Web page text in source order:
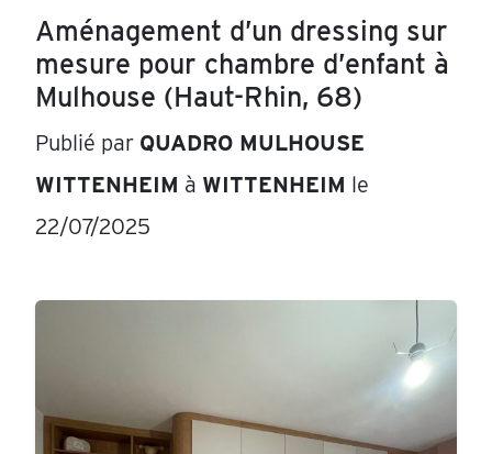
Aménagement d’un dressing sur
mesure pour chambre d’enfant à
Mulhouse (Haut-Rhin, 68)
Publié par QUADRO MULHOUSE
WITTENHEIM à WITTENHEIM le
22/07/2025